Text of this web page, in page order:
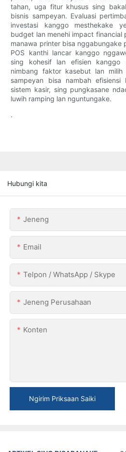
tahan, uga fitur khusus sing
bisnis sampeyan. Evaluasi
investasi kanggo mesthekake
budget lan menehi impact financial
manawa printer bisa nggabungake
POS kanthi lancar kanggo
sing kohesif lan efisien kanggo
nimbang faktor kasebut lan
sampeyan bisa nambah
sistem kasir, sing pungkasane
luwih ramping lan nguntungake.
.
Hubungi kita
Jeneng
Email
Telpon / WhatsApp / Skype
Jeneng Perusahaan
Konten
Ngirim Priksaan Saiki